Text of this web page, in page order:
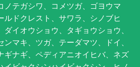
ノテガシワ、コメツガ、ゴヨウマ
ルドクレスト、サワラ、シノブヒ
イオウショウ、タギョウショウ、
マキ、ツガ、テーダマツ、ドイ、
ギナギ、ペディアニオイヒバ、ネズ